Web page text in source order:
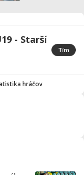
- Starší
Tím
hráčov